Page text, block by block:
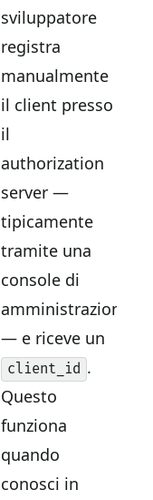
sviluppatore
registra
manualmente
il client presso
il
authorization
server —
tipicamente
tramite una
console di
amministrazione
— e riceve un
client_id .
Questo
funziona
quando
conosci in